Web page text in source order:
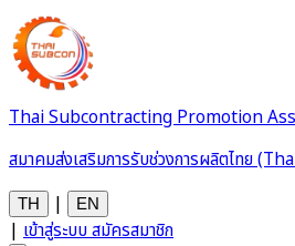
Thai Subcontracting Promotion
สมาคมส่งเสริมการรับช่วงการผลิตไทย
TH | EN
| เข้าสู่ระบบสมัครสมาชิก